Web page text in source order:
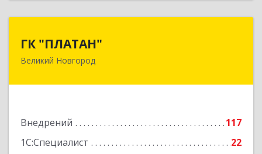
ГК "ПЛАТАН"
Великий Новгород
Внедрений
117
1С:Специалист
22
173003, Новгородская обл, Великий Новгород
Подробнее